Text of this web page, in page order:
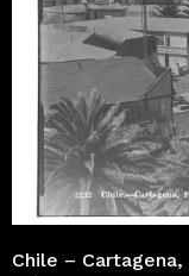
Chile – Cartagena,